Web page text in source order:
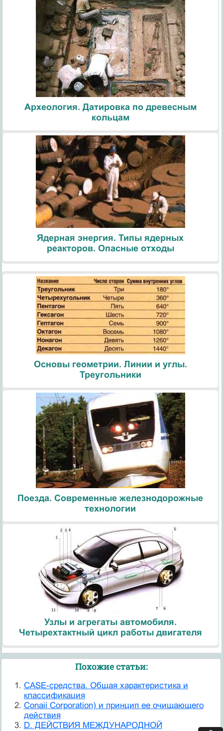
Археология. Датировка по древесным
кольцам
Ядерная энергия. Типы ядерных
реакторов. Опасные отходы
Основы геометрии. Линии и углы.
Треугольники
Поезда. Современные железнодорожные
технологии
Узлы и агрегаты автомобиля.
Четырехтактный цикл работы двигателя
Похожие статьи:
CASE-средства. Общая характеристика и
классификация
Conaii Corporation) и принцип ее очищающего
действия
D. ДЕЙСТВИЯ МЕЖДУНАРОДНОЙ